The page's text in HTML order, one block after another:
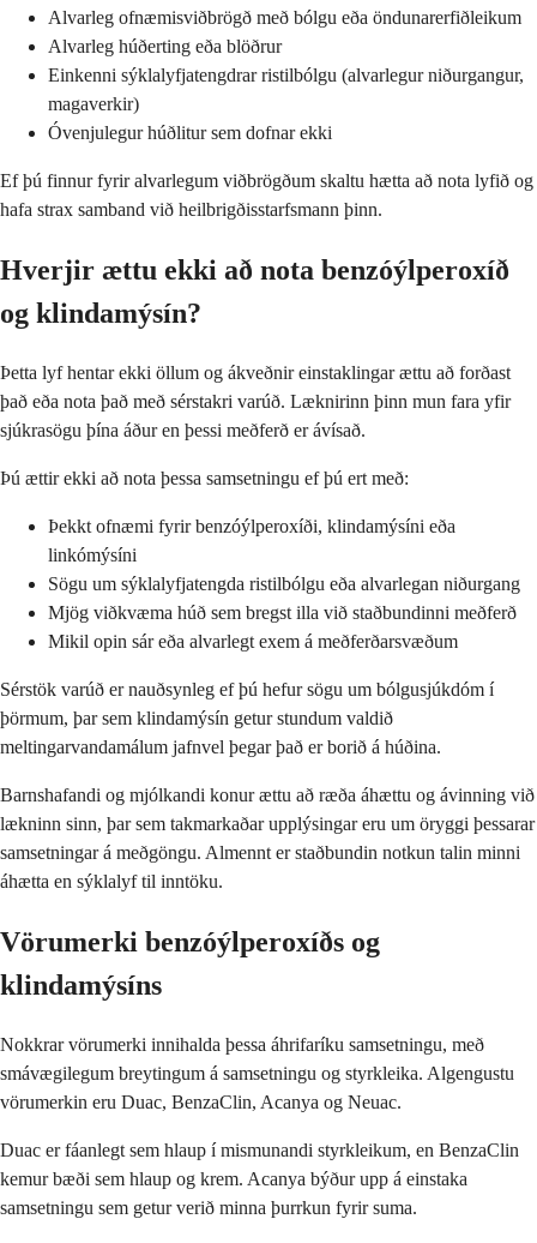
Alvarleg ofnæmisviðbrögð með bólgu eða öndunarerfiðleikum
Alvarleg húðerting eða blöðrur
Einkenni sýklalyfjatengdrar ristilbólgu (alvarlegur niðurgangur,
magaverkir)
Óvenjulegur húðlitur sem dofnar ekki
Ef þú finnur fyrir alvarlegum viðbrögðum skaltu hætta að nota lyfið og
hafa strax samband við heilbrigðisstarfsmann þinn.
Hverjir ættu ekki að nota benzóýlperoxíð
og klindamýsín?
Þetta lyf hentar ekki öllum og ákveðnir einstaklingar ættu að forðast
það eða nota það með sérstakri varúð. Læknirinn þinn mun fara yfir
sjúkrasögu þína áður en þessi meðferð er ávísað.
Þú ættir ekki að nota þessa samsetningu ef þú ert með:
Þekkt ofnæmi fyrir benzóýlperoxíði, klindamýsíni eða
linkómýsíni
Sögu um sýklalyfjatengda ristilbólgu eða alvarlegan niðurgang
Mjög viðkvæma húð sem bregst illa við staðbundinni meðferð
Mikil opin sár eða alvarlegt exem á meðferðarsvæðum
Sérstök varúð er nauðsynleg ef þú hefur sögu um bólgusjúkdóm í
þörmum, þar sem klindamýsín getur stundum valdið
meltingarvandamálum jafnvel þegar það er borið á húðina.
Barnshafandi og mjólkandi konur ættu að ræða áhættu og ávinning við
lækninn sinn, þar sem takmarkaðar upplýsingar eru um öryggi þessarar
samsetningar á meðgöngu. Almennt er staðbundin notkun talin minni
áhætta en sýklalyf til inntöku.
Vörumerki benzóýlperoxíðs og
klindamýsíns
Nokkrar vörumerki innihalda þessa áhrifaríku samsetningu, með
smávægilegum breytingum á samsetningu og styrkleika. Algengustu
vörumerkin eru Duac, BenzaClin, Acanya og Neuac.
Duac er fáanlegt sem hlaup í mismunandi styrkleikum, en BenzaClin
kemur bæði sem hlaup og krem. Acanya býður upp á einstaka
samsetningu sem getur verið minna þurrkun fyrir suma.